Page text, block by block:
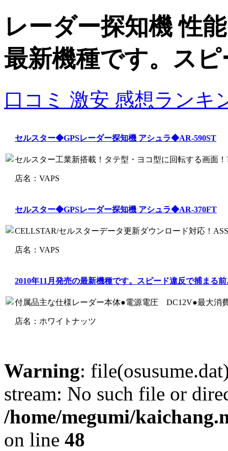
レーダー探知機 性
最新機種です。ス
口コミ 激安 感想ランキ
セルスター◆GPSレーダー探知機 アシュラ◆AR-590ST
セルスター工業新搭載！タテ型・ヨコ型に回転する画面
店名：VAPS
セルスター◆GPSレーダー探知機 アシュラ◆AR-370FT
CELLSTAR/セルスターデータ更新ダウンロード対応
店名：VAPS
2010年11月発売の最新機種です。スピード違反で捕まる
付属品主な仕様レーダー本体●電源電圧 DC12V●最大
店名：ホワイトナッツ
Warning:
stream: No such file or
/home/megumi/
on line 48